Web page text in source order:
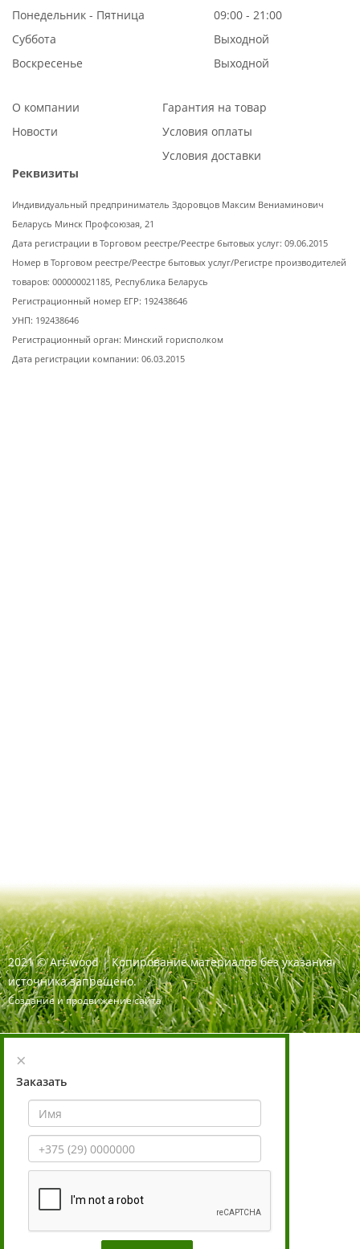
Понедельник - Пятница
09:00 - 21:00
Суббота
Выходной
Воскресенье
Выходной
О компании
Новости
Гарантия на товар
Условия оплаты
Условия доставки
Реквизиты
Индивидуальный предприниматель Здоровцов Максим Вениаминович
Беларусь Минск Профсоюзая, 21
Дата регистрации в Торговом реестре/Реестре бытовых услуг: 09.06.2015
Номер в Торговом реестре/Реестре бытовых услуг/Регистре производителей
товаров: 000000021185, Республика Беларусь
Регистрационный номер ЕГР: 192438646
УНП: 192438646
Регистрационный орган: Минский горисполком
Дата регистрации компании: 06.03.2015
2021 ©Art-wood |Копирование материалов без указания
источника запрещено.
Создание и продвижение сайта
×
Заказать